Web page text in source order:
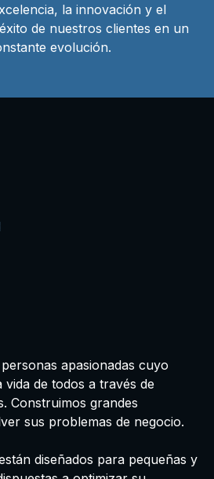
la innovación y el
de nuestros clientes en un
evolución.
apasionadas cuyo
de todos a través de
Construimos grandes
sus problemas de negocio.
diseñados para pequeñas y